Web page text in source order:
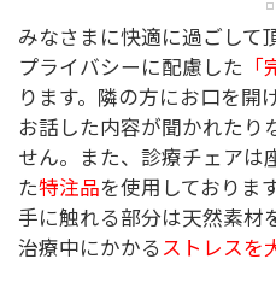
みなさまに快適に過ごして
プライバシーに配慮した
ります。隣の方にお口を開
お話した内容が聞かれたり
せん。また、診療チェアは
た特注品を使用しておりま
手に触れる部分は天然素材
治療中にかかるストレスを